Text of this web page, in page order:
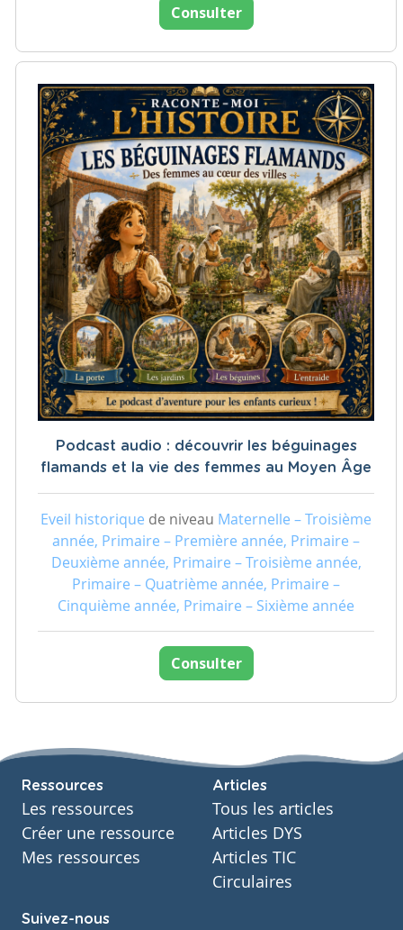
Consulter
Podcast audio : découvrir les béguinages
flamands et la vie des femmes au Moyen Âge
Eveil historique de niveau Maternelle – Troisième
année, Primaire – Première année, Primaire –
Deuxième année, Primaire – Troisième année,
Primaire – Quatrième année, Primaire –
Cinquième année, Primaire – Sixième année
Consulter
Ressources
Les ressources
Créer une ressource
Mes ressources
Articles
Tous les articles
Articles DYS
Articles TIC
Circulaires
Suivez-nous